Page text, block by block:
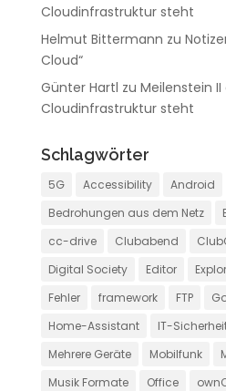
Cloudinfrastruktur steht
Helmut Bittermann zu
Cloud“
Günter Hartl zu Meilenstein
Cloudinfrastruktur steht
Schlagwörter
5G Accessibility Android
Bedrohungen aus dem Netz
cc-drive
Clubabend
Digital Society
Editor
Fehler
framework FTP
Home-Assistant
IT-
Mehrere Geräte
Mobilfunk
Musik Formate
Office